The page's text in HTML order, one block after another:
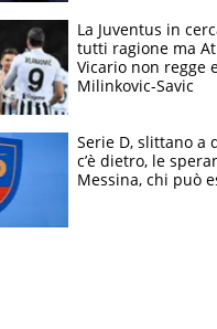
La Juventus in
tutti ragione ma
Vicario non regge
Milinkovic-Savic
Serie D, slittano a
c’è dietro, le
Messina, chi può